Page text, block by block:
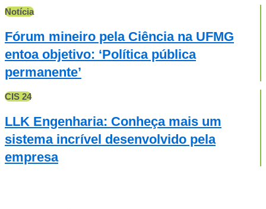
Notícia
Fórum mineiro pela Ciência na UFMG
entoa objetivo: ‘Política pública
permanente’
CIS 24
LLK Engenharia: Conheça mais um
sistema incrível desenvolvido pela
empresa